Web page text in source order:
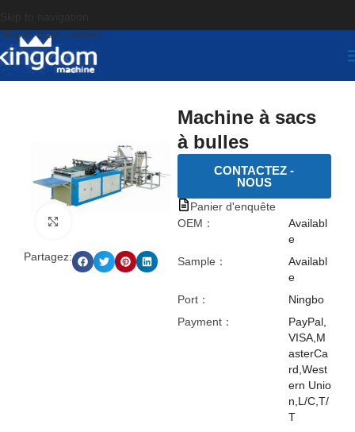
Skip to main content
Partagez:
Machine à sacs
à bulles
CONTACTEZ -
NOUS
Panier d'enquête
OEM：
Availabl
e
Sample：
Availabl
e
Port：
Ningbo
Payment：
PayPal,
VISA,M
asterCa
rd,West
ern Unio
n,L/C,T/
T